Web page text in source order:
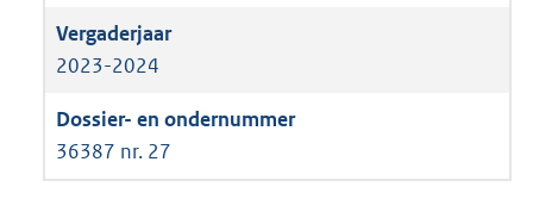
2023-2024
36387 nr. 27